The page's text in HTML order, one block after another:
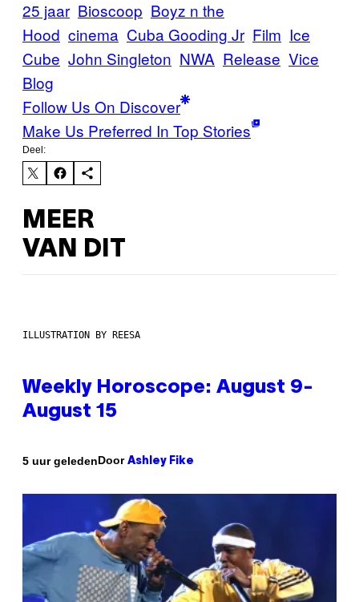
25 jaar Bioscoop Boyz n the
Hood cinema Cuba Gooding Jr Film Ice
Cube John Singleton NWA Release Vice
Blog
Follow Us On Discover
Make Us Preferred In Top Stories
Deel:
MEER
VAN DIT
ILLUSTRATION BY REESA
Weekly Horoscope: August 9-
August 15
5 uur geledenDoor Ashley Fike